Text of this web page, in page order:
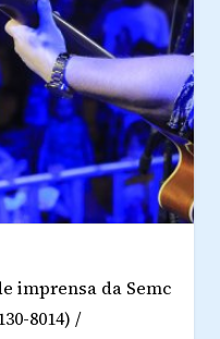
imprensa da Semc
8014) /